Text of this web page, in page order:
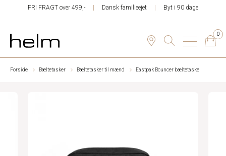
FRI FRAGT over 499,- Dansk familieejet Byt i 90 dage
0
Forside Bæltetasker Bæltetasker til mænd Eastpak Bouncer bæltetaske